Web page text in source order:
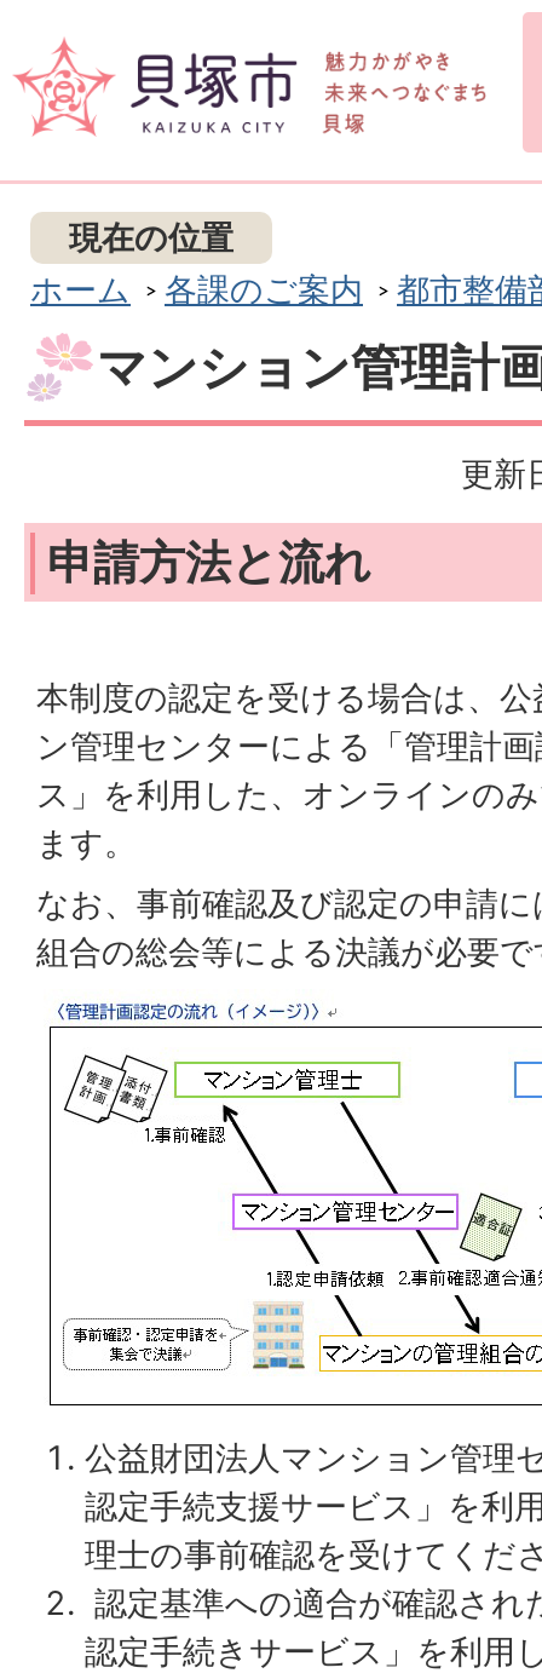
現在の位置
ホーム
各課のご案内 都市整備
マンション管理計
更新
申請方法と流れ
本制度の認定を受ける場合は、
ン管理センターによる「管理計
ス」を利用した、オンラインの
ます。
なお、事前確認及び認定の申請
組合の総会等による決議が必要
公益財団法人マンション管理
認定手続支援サービス」を利
理士の事前確認を受けてくだ
認定基準への適合が確認され
認定手続きサービス」を利用